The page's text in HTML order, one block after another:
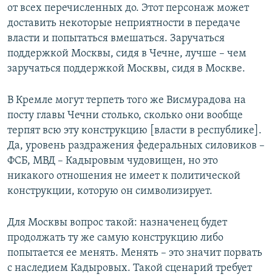
от всех перечисленных до. Этот персонаж может
доставить некоторые неприятности в передаче
власти и попытаться вмешаться. Заручаться
поддержкой Москвы, сидя в Чечне, лучше – чем
заручаться поддержкой Москвы, сидя в Москве.
В Кремле могут терпеть того же Висмурадова на
посту главы Чечни столько, сколько они вообще
терпят всю эту конструкцию [власти в республике].
Да, уровень раздражения федеральных силовиков –
ФСБ, МВД – Кадыровым чудовищен, но это
никакого отношения не имеет к политической
конструкции, которую он символизирует.
Для Москвы вопрос такой: назначенец будет
продолжать ту же самую конструкцию либо
попытается ее менять. Менять – это значит порвать
с наследием Кадыровых. Такой сценарий требует